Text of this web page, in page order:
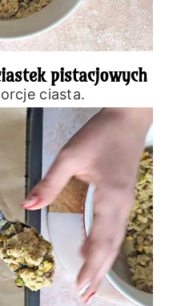
pistacjowych
ciasta.